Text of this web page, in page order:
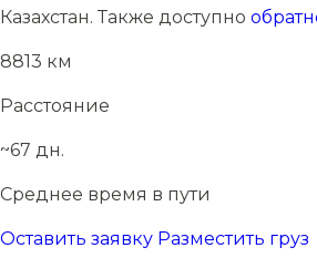
Казахстан. Также доступно
8813 км
Расстояние
~67 дн.
Среднее время в пути
Оставить заявку Разместить груз